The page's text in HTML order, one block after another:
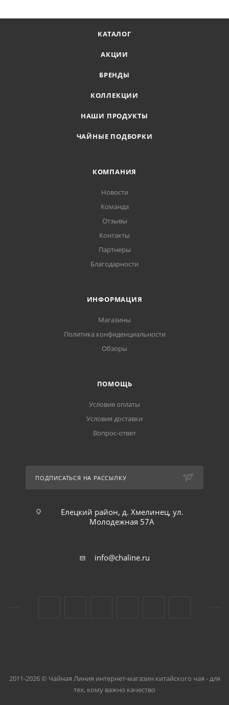
КАТАЛОГ
АКЦИИ
БРЕНДЫ
КОЛЛЕКЦИИ
НАШИ ПРОДУКТЫ
ЧАЙНЫЕ ПОДБОРКИ
КОМПАНИЯ
Новости
Команда
Отзывы
Контакты
Партнеры
Благодарности
ИНФОРМАЦИЯ
Магазины
Политика конфиденциальности
Обзоры
ПОМОЩЬ
Условия оплаты
Условия доставки
Вопрос-ответ
ПОДПИСАТЬСЯ НА РАССЫЛКУ
Елецкий район, д. Хмелинец, ул.
Молодежная 57А
info@chaline.ru
2011-2026 © Чайная Линия интернет-магазин китайского чая - для
тех, кому важно качество